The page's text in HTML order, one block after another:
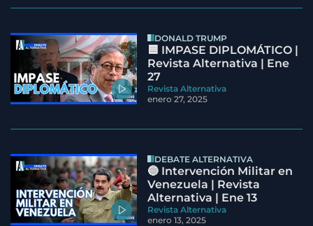
DONALD TRUMP
🟦 IMPASE DIPLOMÁTICO |
Revista Alternativa | Ene
27
Revista Alternativa
enero 27, 2025
DEBATE ALTERNATIVA
🔵 Intervención Militar en
Venezuela | Revista
Alternativa | Ene 13
Revista Alternativa
enero 13, 2025